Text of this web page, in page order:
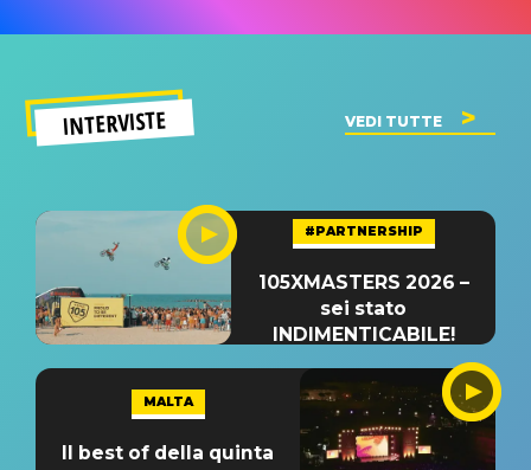
INTERVISTE VEDI TUTTE
#PARTNERSHIP
105XMASTERS 2026 –
sei stato
INDIMENTICABILE!
MALTA
Il best of della quinta